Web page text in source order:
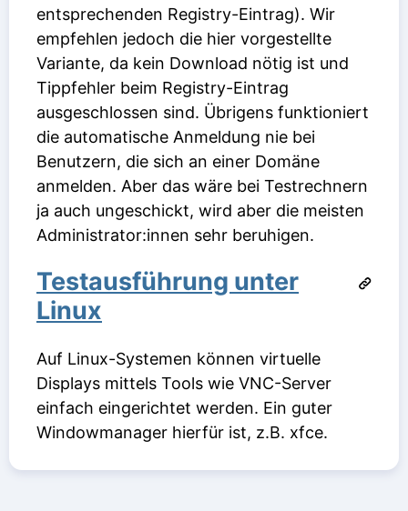
entsprechenden Registry-Eintrag). Wir
empfehlen jedoch die hier vorgestellte
Variante, da kein Download nötig ist und
Tippfehler beim Registry-Eintrag
ausgeschlossen sind. Übrigens funktioniert
die automatische Anmeldung nie bei
Benutzern, die sich an einer Domäne
anmelden. Aber das wäre bei Testrechnern
ja auch ungeschickt, wird aber die meisten
Administrator:innen sehr beruhigen.
Testausführung unter
Linux
Auf Linux-Systemen können virtuelle
Displays mittels Tools wie VNC-Server
einfach eingerichtet werden. Ein guter
Windowmanager hierfür ist, z.B. xfce.